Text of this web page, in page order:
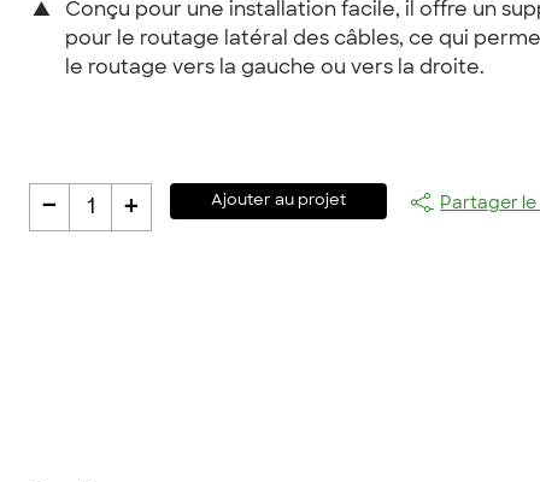
▲
Conçu pour une installation facile, il offre un
pour le routage latéral des câbles, ce qui
le routage vers la gauche ou vers la droite.
- 1 + Ajouter au projet Partager